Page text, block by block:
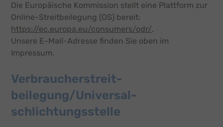
Die Europäische Kommission stellt eine Plattform zur
Online-Streitbeilegung (OS) bereit:
https://ec.europa.eu/consumers/odr/.
Unsere E-Mail-Adresse finden Sie oben im
Impressum.
Verbraucher­streit­
beilegung/Universal­
schlichtungs­stelle